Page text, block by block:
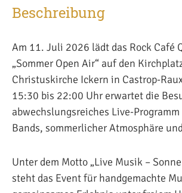
Beschreibung
Am 11. Juli 2026 lädt das Rock Café
„Sommer Open Air“ auf den
Christuskirche Ickern in Castrop-
15:30 bis 22:00 Uhr erwartet die
abwechslungsreiches Live-
Bands, sommerlicher Atmosphäre
Unter dem Motto „Live Musik –
steht das Event für handgemachte